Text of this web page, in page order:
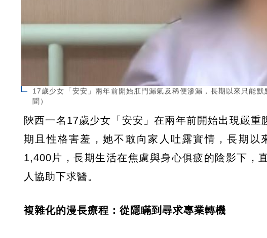
17歲少女「安安」兩年前開始肛門漏氣及稀便滲漏，長期以來只能
聞）
陝西一名17歲少女「安安」在兩年前開始出現嚴
期且性格害羞，她不敢向家人吐露實情，長期
1,400片，長期生活在焦慮與身心俱疲的陰影下，
人協助下求醫。
複雜化的漫長療程：從隱瞞到尋求專業轉機